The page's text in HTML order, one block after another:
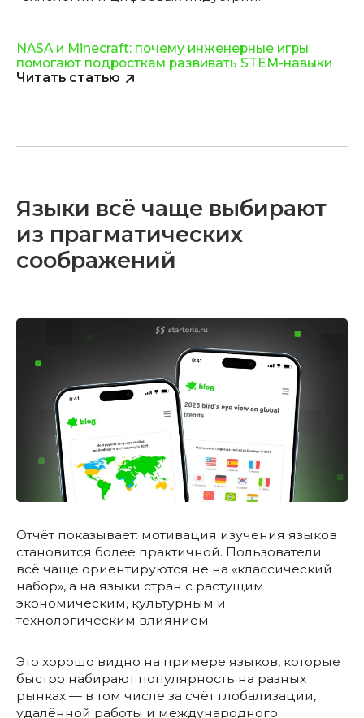
NASA и Minecraft: почему инженерные игры
помогают подросткам развивать STEM-навыки
Читать статью
Языки всё чаще выбирают
из прагматических
соображений
Отчёт показывает: мотивация изучения языков
становится более практичной. Пользователи
всё чаще ориентируются не на «классический
набор», а на языки стран с растущим
экономическим, культурным и
технологическим влиянием.
Это хорошо видно на примере языков, которые
быстро набирают популярность на разных
рынках — в том числе за счёт глобализации,
удалённой работы и международного